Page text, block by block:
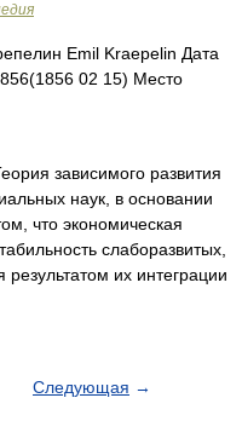
Emil Kraepelin Дата
02 15) Место
зависимого развития
наук, в основании
что экономическая
слаборазвитых,
их интеграции
Следующая →